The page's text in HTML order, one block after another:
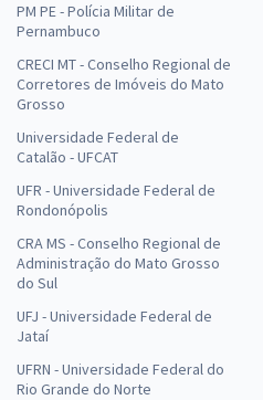
PM PE - Polícia Militar de
Pernambuco
CRECI MT - Conselho Regional de
Corretores de Imóveis do Mato
Grosso
Universidade Federal de
Catalão - UFCAT
UFR - Universidade Federal de
Rondonópolis
CRA MS - Conselho Regional de
Administração do Mato Grosso
do Sul
UFJ - Universidade Federal de
Jataí
UFRN - Universidade Federal do
Rio Grande do Norte